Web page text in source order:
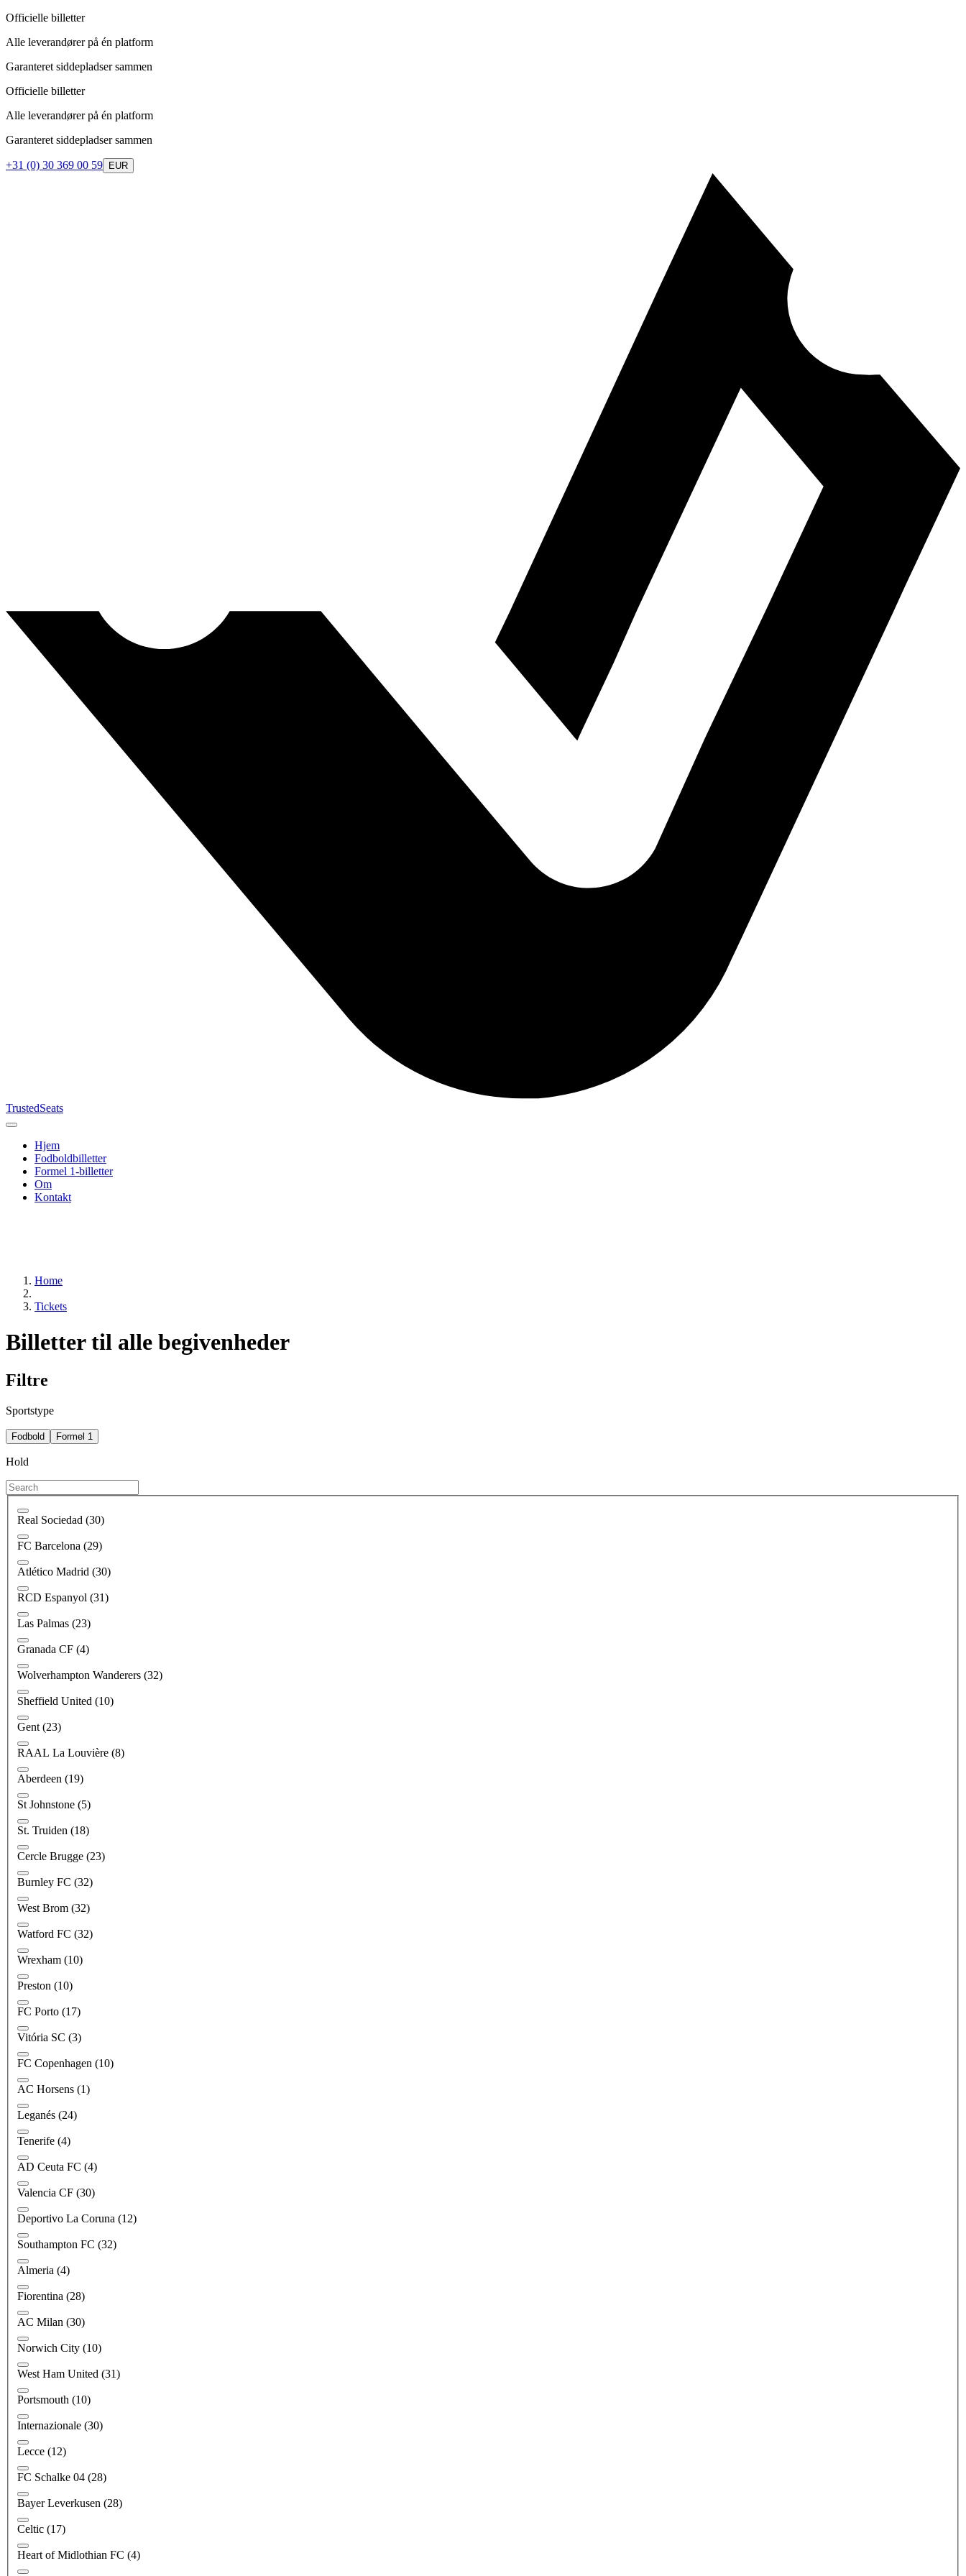
Officielle billetter
Alle leverandører på én platform
Garanteret siddepladser sammen
Officielle billetter
Alle leverandører på én platform
Garanteret siddepladser sammen
+31 (0) 30 369 00 59 EUR
TrustedSeats
Hjem
Fodboldbilletter
Formel 1-billetter
Om
Kontakt
Home
Tickets
Billetter til alle begivenheder
Filtre
Sportstype
Fodbold Formel 1
Hold
Real Sociedad (30)
FC Barcelona (29)
Atlético Madrid (30)
RCD Espanyol (31)
Las Palmas (23)
Granada CF (4)
Wolverhampton Wanderers (32)
Sheffield United (10)
Gent (23)
RAAL La Louvière (8)
Aberdeen (19)
St Johnstone (5)
St. Truiden (18)
Cercle Brugge (23)
Burnley FC (32)
West Brom (32)
Watford FC (32)
Wrexham (10)
Preston (10)
FC Porto (17)
Vitória SC (3)
FC Copenhagen (10)
AC Horsens (1)
Leganés (24)
Tenerife (4)
AD Ceuta FC (4)
Valencia CF (30)
Deportivo La Coruna (12)
Southampton FC (32)
Almeria (4)
Fiorentina (28)
AC Milan (30)
Norwich City (10)
West Ham United (31)
Portsmouth (10)
Internazionale (30)
Lecce (12)
FC Schalke 04 (28)
Bayer Leverkusen (28)
Celtic (17)
Heart of Midlothian FC (4)